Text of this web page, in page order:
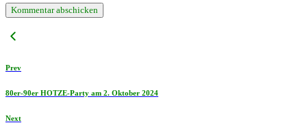
Prev
80er-90er HOTZE-Party am 2. Oktober 2024
Next